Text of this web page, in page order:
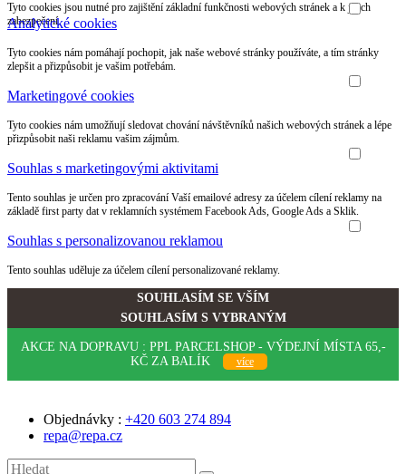
Tyto cookies jsou nutné pro zajištění základní funkčnosti webových stránek a k jejich
zabezpečení.
Analytické cookies
Tyto cookies nám pomáhají pochopit, jak naše webové stránky používáte, a tím stránky
zlepšit a přizpůsobit je vašim potřebám.
Marketingové cookies
Tyto cookies nám umožňují sledovat chování návštěvníků našich webových stránek a lépe
přizpůsobit naši reklamu vašim zájmům.
Souhlas s marketingovými aktivitami
Tento souhlas je určen pro zpracování Vaší emailové adresy za účelem cílení reklamy na
základě first party dat v reklamních systémem Facebook Ads, Google Ads a Sklik.
Souhlas s personalizovanou reklamou
Tento souhlas uděluje za účelem cílení personalizované reklamy.
SOUHLASÍM SE VŠÍM
SOUHLASÍM S VYBRANÝM
AKCE NA DOPRAVU : PPL PARCELSHOP - VÝDEJNÍ MÍSTA 65,-
KČ ZA BALÍK
více
Objednávky : +420 603 274 894
repa@repa.cz